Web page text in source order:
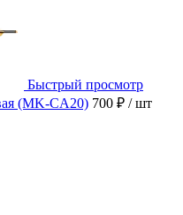
Быстрый просмотр
(MK-CA20) 700 ₽ / шт